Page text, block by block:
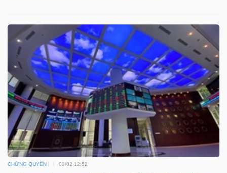
CHỨNG QUYỀN 03/02 12:52
Mã
chứng
khoán
(-)
Tất cả Cổ phiếu Chỉ số Chứng chỉ quỹ Chứng
Lãnh
đạo
(-)